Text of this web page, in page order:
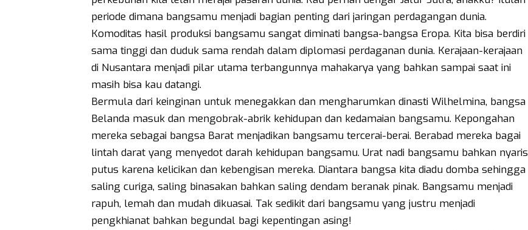
periode dimana bangsamu menjadi bagian penting dari jaringan perdagangan dunia.
Komoditas hasil produksi bangsamu sangat diminati bangsa-bangsa Eropa. Kita bisa berdiri
sama tinggi dan duduk sama rendah dalam diplomasi perdaganan dunia. Kerajaan-kerajaan
di Nusantara menjadi pilar utama terbangunnya mahakarya yang bahkan sampai saat ini
masih bisa kau datangi.
Bermula dari keinginan untuk menegakkan dan mengharumkan dinasti Wilhelmina, bangsa
Belanda masuk dan mengobrak-abrik kehidupan dan kedamaian bangsamu. Kepongahan
mereka sebagai bangsa Barat menjadikan bangsamu tercerai-berai. Berabad mereka bagai
lintah darat yang menyedot darah kehidupan bangsamu. Urat nadi bangsamu bahkan nyaris
putus karena kelicikan dan kebengisan mereka. Diantara bangsa kita diadu domba sehingga
saling curiga, saling binasakan bahkan saling dendam beranak pinak. Bangsamu menjadi
rapuh, lemah dan mudah dikuasai. Tak sedikit dari bangsamu yang justru menjadi
pengkhianat bahkan begundal bagi kepentingan asing!